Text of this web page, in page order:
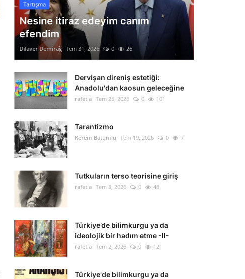
Tartışma
Nesine itiraz edeyim canım
efendim
Dilaver Demirağ Tem 31, 2026 0 26
Dervişan direniş estetiği:
Anadolu'dan kaosun geleceğine
rafet a Tem 25, 2026 0 101
Tarantizmo
Kerem Batumlu Tem 19, 2026 0 7
Tutkuların terso teorisine giriş
rafet a Tem 8, 2026 0 48
Türkiye’de bilimkurgu ya da
ideolojik bir hadım etme -II-
rafet a Tem 2, 2026 0 121
Türkiye'de bilimkurgu ya da